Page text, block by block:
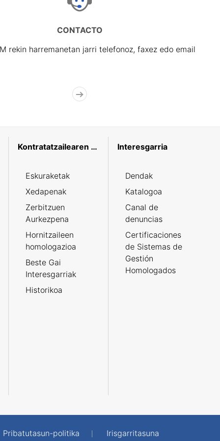
CONTACTO
rekin harremanetan jarri telefonoz, faxez edo email
Kontratatzailearen profila
Eskuraketak
Xedapenak
Zerbitzuen
Aurkezpena
Hornitzaileen
homologazioa
Beste Gai
Interesgarriak
Historikoa
Interesgarria
Dendak
Katalogoa
Canal de
denuncias
Certificaciones
de Sistemas de
Gestión
Homologados
Pribatutasun-politika Irisgarritasuna